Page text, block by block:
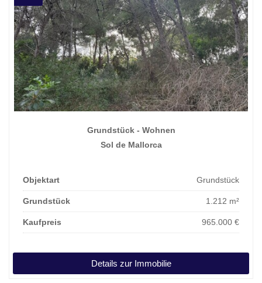
Grundstück - Wohnen
Sol de Mallorca
Objektart Grundstück
Grundstück 1.212 m²
Kaufpreis 965.000 €
Details zur Immobilie